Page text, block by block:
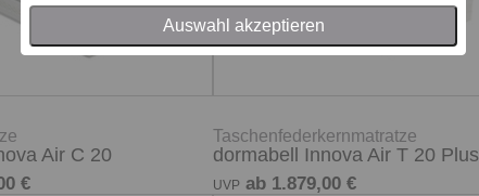
Auswahl akzeptieren
Air C 20
€
Taschenfederkernmatratze
dormabell Innova Air T 20 Plus
UVP ab 1.879,00 €